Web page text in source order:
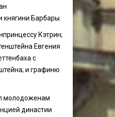
княгини Барбары.
Кэтрин;
Евгения
с
и графиню
молодоженам
династии